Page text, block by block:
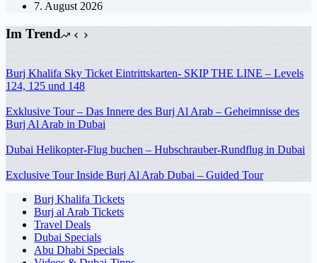
7. August 2026
Im Trend
Burj Khalifa Sky Ticket Eintrittskarten- SKIP THE LINE – Levels
124, 125 und 148
Exklusive Tour – Das Innere des Burj Al Arab – Geheimnisse des
Burj Al Arab in Dubai
Dubai Helikopter-Flug buchen – Hubschrauber-Rundflug in Dubai
Exclusive Tour Inside Burj Al Arab Dubai – Guided Tour
Burj Khalifa Tickets
Burj al Arab Tickets
Travel Deals
Dubai Specials
Abu Dhabi Specials